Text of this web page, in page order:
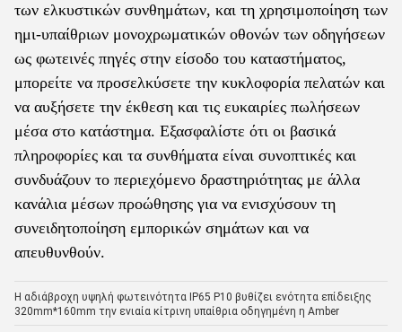
των ελκυστικών συνθημάτων, και τη χρησιμοποίηση των
ημι-υπαίθριων μονοχρωματικών οθονών των οδηγήσεων
ως φωτεινές πηγές στην είσοδο του καταστήματος,
μπορείτε να προσελκύσετε την κυκλοφορία πελατών και
να αυξήσετε την έκθεση και τις ευκαιρίες πωλήσεων
μέσα στο κατάστημα. Εξασφαλίστε ότι οι βασικά
πληροφορίες και τα συνθήματα είναι συνοπτικές και
συνδυάζουν το περιεχόμενο δραστηριότητας με άλλα
κανάλια μέσων προώθησης για να ενισχύσουν τη
συνειδητοποίηση εμπορικών σημάτων και να
απευθυνθούν.
Η αδιάβροχη υψηλή φωτεινότητα IP65 P10 βυθίζει ενότητα επίδειξης
320mm*160mm την ενιαία κίτρινη υπαίθρια οδηγημένη η Amber